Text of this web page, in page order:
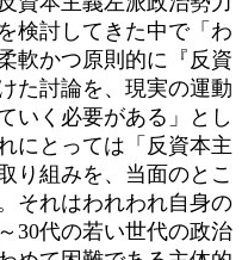
検討してきた中で「わ
軟かつ原則的に『反資
た討論を、現実の運動
いく必要がある」とし
にとっては「反資本主
り組みを、当面のとこ
それはわれわれ自身の
30代の若い世代の政治